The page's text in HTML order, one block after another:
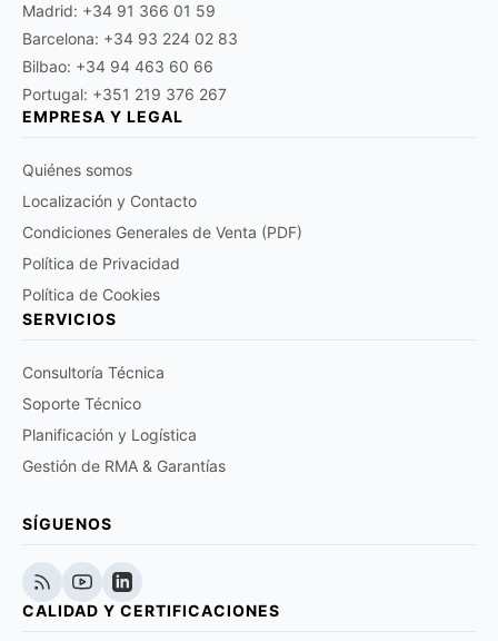
Madrid: +34 91 366 01 59
Barcelona: +34 93 224 02 83
Bilbao: +34 94 463 60 66
Portugal: +351 219 376 267
EMPRESA Y LEGAL
Quiénes somos
Localización y Contacto
Condiciones Generales de Venta (PDF)
Política de Privacidad
Política de Cookies
SERVICIOS
Consultoría Técnica
Soporte Técnico
Planificación y Logística
Gestión de RMA & Garantías
SÍGUENOS
CALIDAD Y CERTIFICACIONES